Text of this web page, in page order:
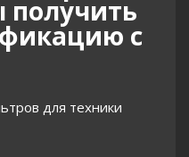
получить
с
для техники